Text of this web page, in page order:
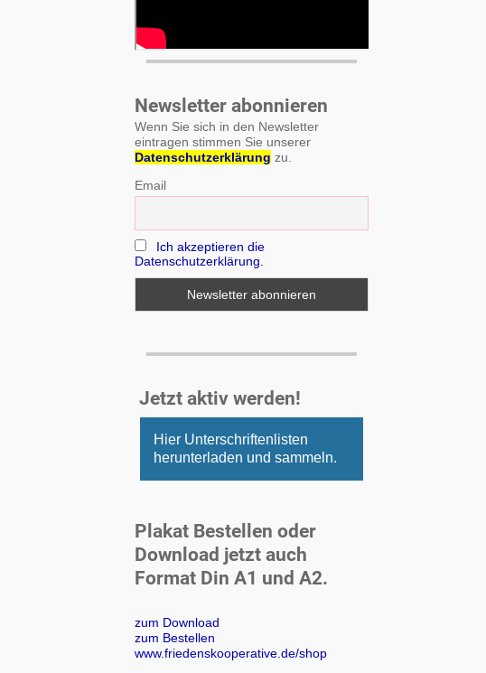
Newsletter abonnieren
Wenn Sie sich in den Newsletter
eintragen stimmen Sie unserer
Datenschutzerklärung zu.
Email
Ich akzeptieren die
Datenschutzerklärung.
Jetzt aktiv werden!
Hier Unterschriftenlisten
herunterladen und sammeln.
Plakat Bestellen oder
Download jetzt auch
Format Din A1 und A2.
zum Download
zum Bestellen
www.friedenskooperative.de/shop